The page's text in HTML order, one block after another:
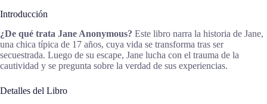
Introducción
¿De qué trata Jane Anonymous? Este libro narra la historia de Jane,
una chica típica de 17 años, cuya vida se transforma tras ser
secuestrada. Luego de su escape, Jane lucha con el trauma de la
cautividad y se pregunta sobre la verdad de sus experiencias.
Detalles del Libro